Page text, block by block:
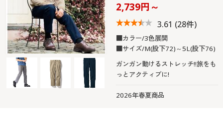
2,739円～
3.61 (28件)
■カラー/3色展開
■サイズ/M(股下72)～5L(股下76)
ガンガン動けるストレッチ!!旅をも
っとアクティブに!
2026年春夏商品